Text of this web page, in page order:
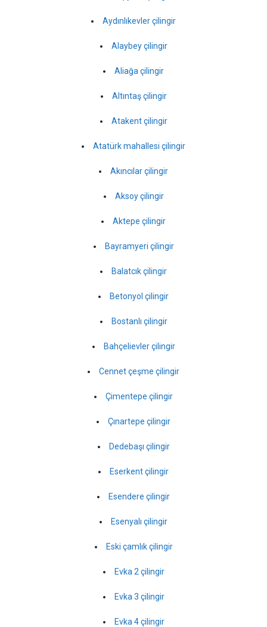
Aydınlıkevler çilingir
Alaybey çilingir
Aliağa çilingir
Altıntaş çilingir
Atakent çilingir
Atatürk mahallesi çilingir
Akıncılar çilingir
Aksoy çilingir
Aktepe çilingir
Bayramyeri çilingir
Balatcık çilingir
Betonyol çilingir
Bostanlı çilingir
Bahçelievler çilingir
Cennet çeşme çilingir
Çimentepe çilingir
Çınartepe çilingir
Dedebaşı çilingir
Eserkent çilingir
Esendere çilingir
Esenyalı çilingir
Eski çamlık çilingir
Evka 2 çilingir
Evka 3 çilingir
Evka 4 çilingir